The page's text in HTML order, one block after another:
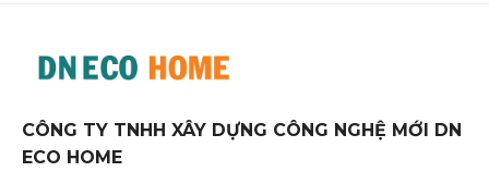
CÔNG TY TNHH XÂY DỰNG CÔNG NGHỆ MỚI DN
ECO HOME